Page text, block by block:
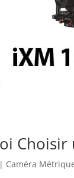
Choisir
| Caméra